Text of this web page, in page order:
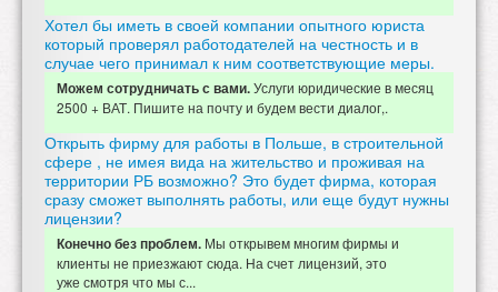
Хотел бы иметь в своей компании опытного юриста
который проверял работодателей на честность и в
случае чего принимал к ним соответствующие меры.
Можем сотрудничать с вами.Услуги юридические в месяц
2500 + ВАТ. Пишите на почту и будем вести диалог,.
Открыть фирму для работы в Польше, в строительной
сфере , не имея вида на жительство и проживая на
территории РБ возможно? Это будет фирма, которая
сразу сможет выполнять работы, или еще будут нужны
лицензии?
Конечно без проблем. Мы открывем многим фирмы и
клиенты не приезжают сюда. На счет лицензий, это
уже смотря что мы с...